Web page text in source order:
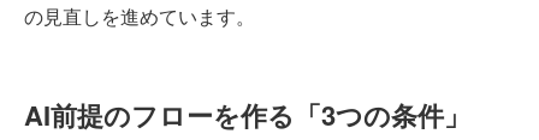
の見直しを進めています。
AI前提のフローを作る「3つの条件」